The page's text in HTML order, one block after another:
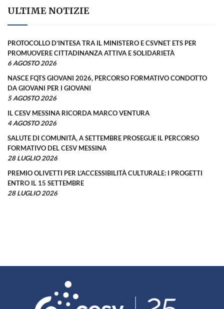
ULTIME NOTIZIE
PROTOCOLLO D’INTESA TRA IL MINISTERO E CSVNET ETS PER
PROMUOVERE CITTADINANZA ATTIVA E SOLIDARIETÀ
6 AGOSTO 2026
NASCE FQTS GIOVANI 2026, PERCORSO FORMATIVO CONDOTTO
DA GIOVANI PER I GIOVANI
5 AGOSTO 2026
IL CESV MESSINA RICORDA MARCO VENTURA
4 AGOSTO 2026
SALUTE DI COMUNITÀ, A SETTEMBRE PROSEGUE IL PERCORSO
FORMATIVO DEL CESV MESSINA
28 LUGLIO 2026
PREMIO OLIVETTI PER L’ACCESSIBILITÀ CULTURALE: I PROGETTI
ENTRO IL 15 SETTEMBRE
28 LUGLIO 2026